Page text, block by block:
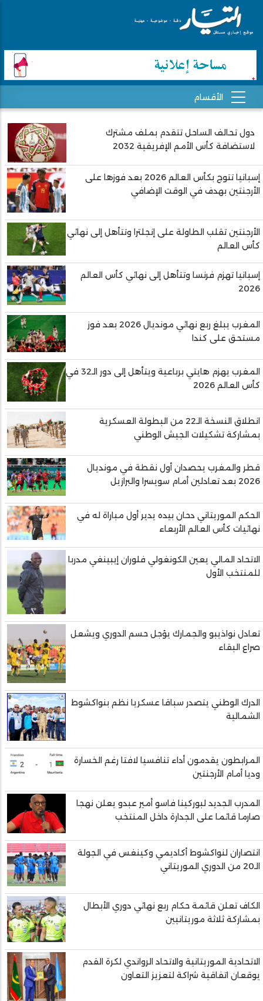
دول تحالف الساحل تتقدم بملف مشترك
لاستضافة كأس الأمم الإفريقية 2032
إسبانيا تتوج بكأس العالم 2026 بعد فوزها على
الأرجنتين بهدف في الوقت الإضافي
الأرجنتين تقلب الطاولة على إنجلترا وتتأهل إلى نهائي
كأس العالم
إسبانيا تهزم فرنسا وتتأهل إلى نهائي كأس العالم
2026
المغرب يبلغ ربع نهائي مونديال 2026 بعد فوز
مستحق على كندا
المغرب يهزم هايتي برباعية ويتأهل إلى دور الـ32 في
كأس العالم 2026
انطلاق النسخة الـ22 من البطولة العسكرية
بمشاركة تشكيلات الجيش الوطني
قطر والمغرب يحصدان أول نقطة في مونديال
2026 بعد تعادلين أمام سويسرا والبرازيل
الحكم الموريتاني دحان بيده يدير أول مباراة له في
نهائيات كأس العالم الأربعاء
الاتحاد المالي يعين الكونغولي فلوران إيبينغي مدربا
للمنتخب الأول
تعادل نواذيبو والجمارك يؤجل حسم الدوري ويشعل
صراع البقاء
الدرك الوطني يتصدر سباقا عسكريا نظم بنواكشوط
الشمالية
المرابطون يقدمون أداء تنافسيا لافتا رغم الخسارة
وديا أمام الأرجنتين
المدرب الجديد لبوركينا فاسو أمير عبدو يعلن نهجا
صارما قائما على الجدارة داخل المنتخب
انتصاران لنواكشوط أكاديمي وكينغس في الجولة
الـ20 من الدوري الموريتاني
الكاف تعلن قائمة حكام ربع نهائي دوري الأبطال
بمشاركة ثلاثة موريتانيين
الاتحادية الموريتانية والاتحاد الرواندي لكرة القدم
يوقعان اتفاقية شراكة لتعزيز التعاون
Pagination